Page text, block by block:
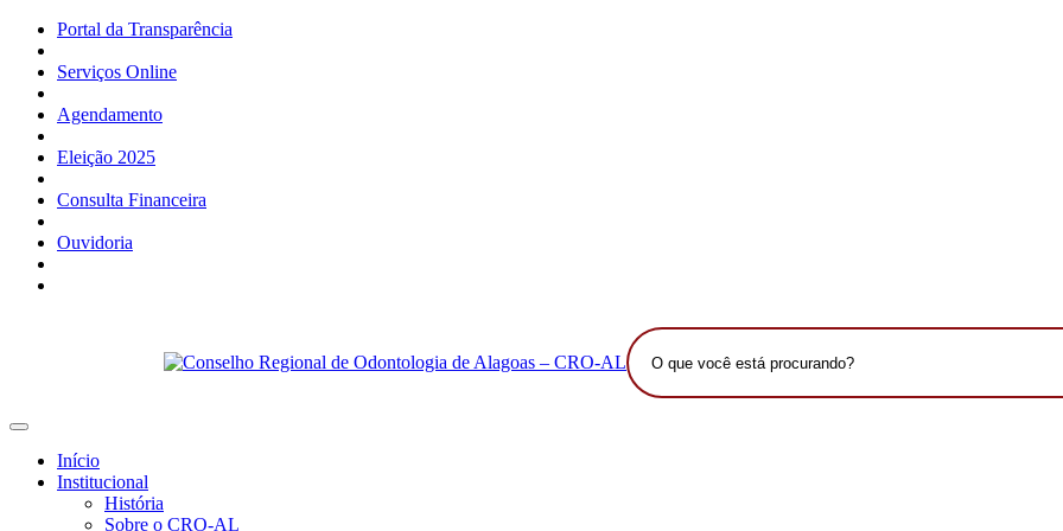
Portal da Transparência
Serviços Online
Agendamento
Eleição 2025
Consulta Financeira
Ouvidoria
O
que
Início
Institucional
História
Sobre o CRO-AL